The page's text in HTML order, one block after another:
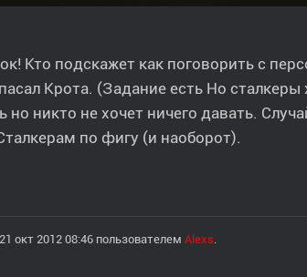
Кто подскажет как поговорить с
Крота. (Задание есть Но
но никто не хочет ничего давать.
по фигу (и наоборот).
окт 2012 08:46 пользователем Alexs.